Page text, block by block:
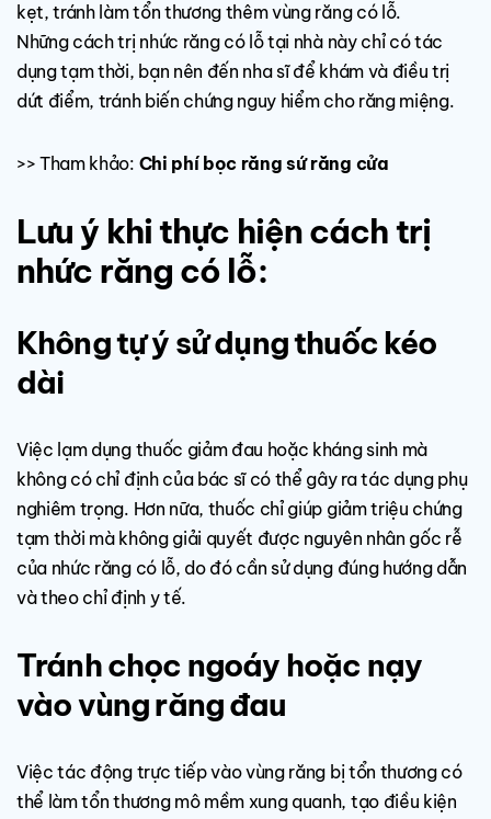
kẹt, tránh làm tổn thương thêm vùng răng có lỗ.
Những cách trị nhức răng có lỗ tại nhà này chỉ có tác
dụng tạm thời, bạn nên đến nha sĩ để khám và điều trị
dứt điểm, tránh biến chứng nguy hiểm cho răng miệng.
>> Tham khảo: Chi phí bọc răng sứ răng cửa​
Lưu ý khi thực hiện cách trị
nhức răng có lỗ:
Không tự ý sử dụng thuốc kéo
dài
Việc lạm dụng thuốc giảm đau hoặc kháng sinh mà
không có chỉ định của bác sĩ có thể gây ra tác dụng phụ
nghiêm trọng. Hơn nữa, thuốc chỉ giúp giảm triệu chứng
tạm thời mà không giải quyết được nguyên nhân gốc rễ
của nhức răng có lỗ, do đó cần sử dụng đúng hướng dẫn
và theo chỉ định y tế.
Tránh chọc ngoáy hoặc nạy
vào vùng răng đau
Việc tác động trực tiếp vào vùng răng bị tổn thương có
thể làm tổn thương mô mềm xung quanh, tạo điều kiện